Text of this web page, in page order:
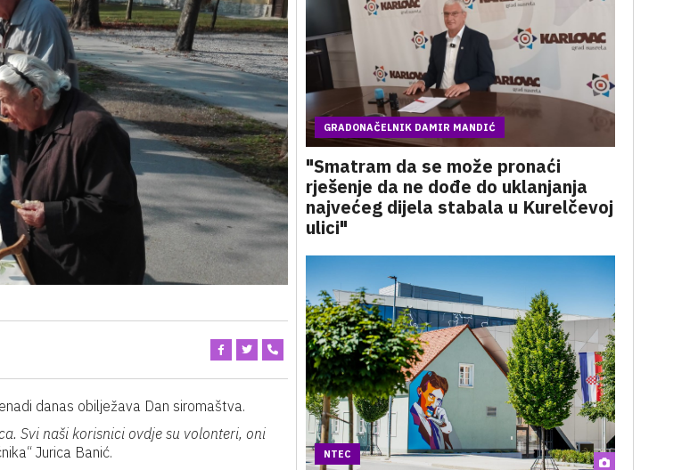
danas obilježava Dan siromaštva.
Svi naši korisnici ovdje su volonteri, oni
Jurica Banić.
GRADONAČELNIK DAMIR MANDIĆ
"Smatram da se može pronaći
rješenje da ne dođe do uklanjanja
najvećeg dijela stabala u Kurelčevoj
ulici"
NTEC